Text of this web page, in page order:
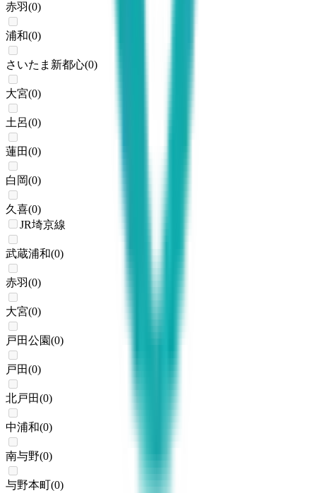
赤羽(0)
浦和(0)
さいたま新都心(0)
大宮(0)
土呂(0)
蓮田(0)
白岡(0)
久喜(0)
JR埼京線
武蔵浦和(0)
赤羽(0)
大宮(0)
戸田公園(0)
戸田(0)
北戸田(0)
中浦和(0)
南与野(0)
与野本町(0)